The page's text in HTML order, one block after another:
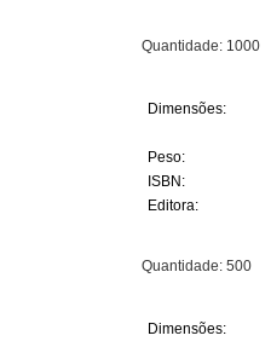
Quantidade: 1000
Dimensões:
Peso:
ISBN:
Editora:
Quantidade: 500
Dimensões: